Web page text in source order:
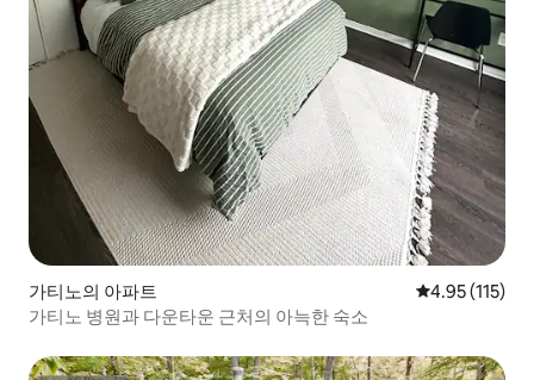
가티노의 아파트 평점 4.95점(5
4.95 (115)
가티노 병원과 다운타운 근처의 아늑한 숙소